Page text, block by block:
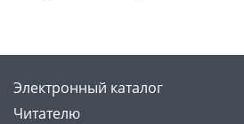
Электронный каталог
Читателю